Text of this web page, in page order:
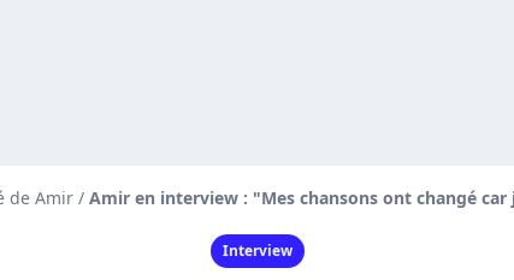
de Amir / Amir en interview : "Mes chansons ont changé
Interview